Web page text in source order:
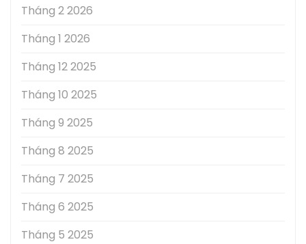
Tháng 2 2026
Tháng 1 2026
Tháng 12 2025
Tháng 10 2025
Tháng 9 2025
Tháng 8 2025
Tháng 7 2025
Tháng 6 2025
Tháng 5 2025